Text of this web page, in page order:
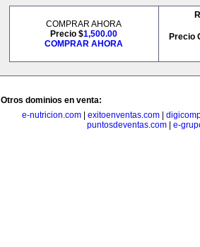
COMPRAR AHORA
Precio $1,500.00
COMPRAR AHORA
Precio
Otros dominios en venta:
e-nutricion.com
exitoenventas.com
puntosdeventas.com| e-